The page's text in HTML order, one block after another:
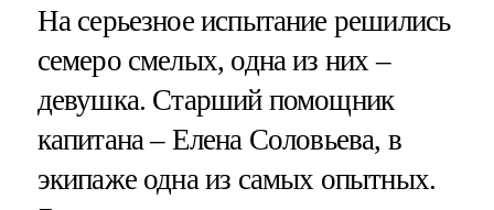
На серьезное испытание решились
семеро смелых, одна из них –
девушка. Старший помощник
капитана – Елена Соловьева, в
экипаже одна из самых опытных.